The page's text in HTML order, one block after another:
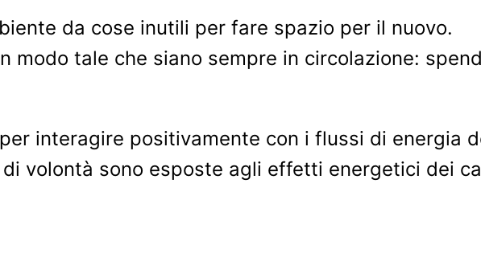
da cose inutili per fare spazio per il nuovo.
modo tale che siano sempre in circolazione:
interagire positivamente con i flussi di energia
volontà sono esposte agli effetti energetici dei